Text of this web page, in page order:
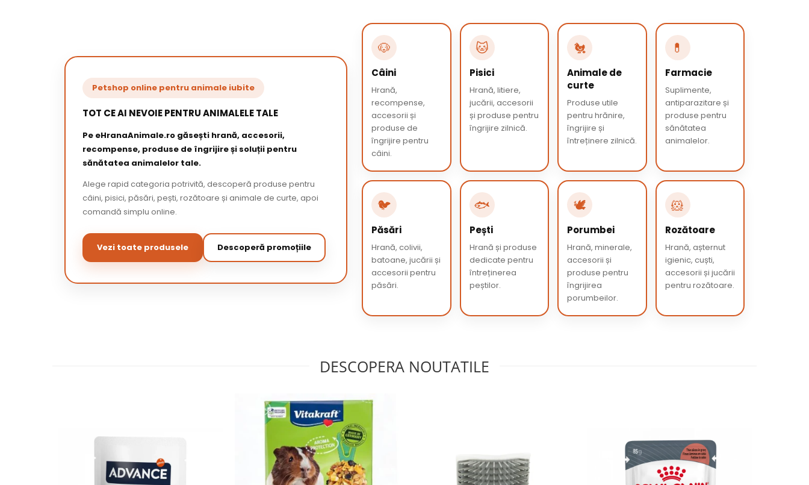
Petshop online pentru animale iubite
TOT CE AI NEVOIE PENTRU ANIMALELE TALE
Pe eHranaAnimale.ro găsești hrană, accesorii,
recompense, produse de îngrijire și soluții pentru
sănătatea animalelor tale.
Alege rapid categoria potrivită, descoperă produse pentru
câini, pisici, păsări, pești, rozătoare și animale de curte, apoi
comandă simplu online.
Vezi toate produsele Descoperă promoțiile
🐶
Câini
Hrană,
recompense,
accesorii și
produse de
îngrijire pentru
câini.
🐱
Pisici
Hrană, litiere,
jucării, accesorii
și produse pentru
îngrijire zilnică.
🐔
Animale de
curte
Produse utile
pentru hrănire,
îngrijire și
întreținere zilnică.
💊
Farmacie
Suplimente,
antiparazitare și
produse pentru
sănătatea
animalelor.
🐦
Păsări
Hrană, colivii,
batoane, jucării și
accesorii pentru
păsări.
🐟
Pești
Hrană și produse
dedicate pentru
întreținerea
peștilor.
🕊️
Porumbei
Hrană, minerale,
accesorii și
produse pentru
îngrijirea
porumbeilor.
🐹
Rozătoare
Hrană, așternut
igienic, cuști,
accesorii și jucării
pentru rozătoare.
DESCOPERA NOUTATILE